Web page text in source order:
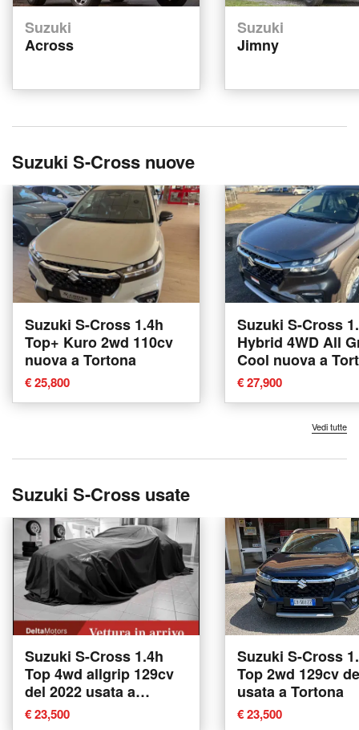
Suzuki
Across
Suzuki
Jimny
Suzuki S-Cross nuove
Suzuki S-Cross 1.4h
Top+ Kuro 2wd 110cv
nuova a Tortona
€ 25,800
Suzuki S-Cross
Hybrid 4WD All
Cool nuova a
€ 27,900
Vedi tutte
Suzuki S-Cross usate
Suzuki S-Cross 1.4h
Top 4wd allgrip 129cv
del 2022 usata a
Montecosaro
€ 23,500
Suzuki S-Cross
Top 2wd 129cv
usata a Tortona
€ 23,500